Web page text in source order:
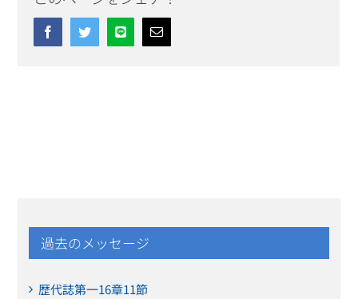
FacebookTwitterLine Email
過去のメッセージ
歴代誌第一16章11節